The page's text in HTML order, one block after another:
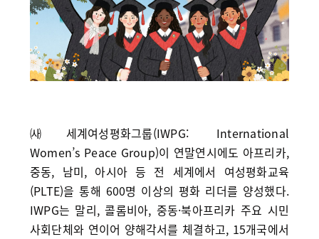
㈔세계여성평화그룹(IWPG: International
Women’s Peace Group)이 연말연시에도 아프리카,
중동, 남미, 아시아 등 전 세계에서 여성평화교육
(PLTE)을 통해 600명 이상의 평화 리더를 양성했다.
IWPG는 말리, 콜롬비아, 중동·북아프리카 주요 시민
사회단체와 연이어 양해각서를 체결하고, 15개국에서